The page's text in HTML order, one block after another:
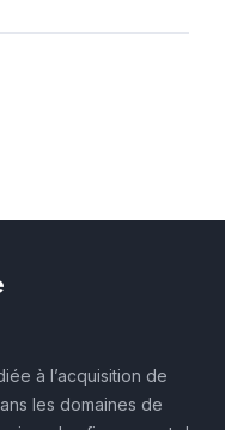
à l’acquisition de
les domaines de